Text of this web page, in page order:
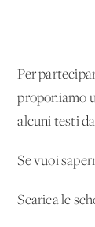
Per
proponiamo
alcuni testi
Se vuoi
Scarica le